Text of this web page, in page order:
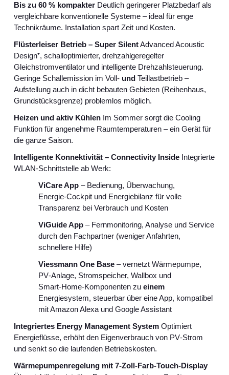
Bis zu 60 % kompakter Deutlich geringerer Platzbedarf als
vergleichbare konventionelle Systeme – ideal für enge
Technikräume. Installation spart Zeit und Kosten.
Flüsterleiser Betrieb – Super SilentAdvanced Acoustic
Design⁺, schalloptimierter, drehzahlgeregelter
Gleichstromventilator und intelligente Drehzahlsteuerung.
Geringe Schallemission im Voll- und Teillastbetrieb –
Aufstellung auch in dicht bebauten Gebieten (Reihenhaus,
Grundstücksgrenze) problemlos möglich.
Heizen und aktiv Kühlen Im Sommer sorgt die Cooling
Funktion für angenehme Raumtemperaturen – ein Gerät für
die ganze Saison.
Intelligente Konnektivität – Connectivity Inside Integrierte
WLAN‑Schnittstelle ab Werk:
ViCare App – Bedienung, Überwachung,
Energie‑Cockpit und Energiebilanz für volle
Transparenz bei Verbrauch und Kosten
ViGuide App – Fernmonitoring, Analyse und Service
durch den Fachpartner (weniger Anfahrten,
schnellere Hilfe)
Viessmann One Base – vernetzt Wärmepumpe,
PV‑Anlage, Stromspeicher, Wallbox und
Smart‑Home‑Komponenten zu einem
Energiesystem, steuerbar über eine App, kompatibel
mit Amazon Alexa und Google Assistant
Integriertes Energy Management System Optimiert
Energieflüsse, erhöht den Eigenverbrauch von PV‑Strom
und senkt so die laufenden Betriebskosten.
Wärmepumpenregelung mit 7‑Zoll‑Farb‑Touch‑Display